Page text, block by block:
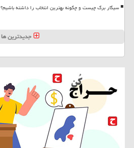
سیگار برگ چیست و چگونه بهترین انتخاب را داشته باشیم؟
جدیدترین ها